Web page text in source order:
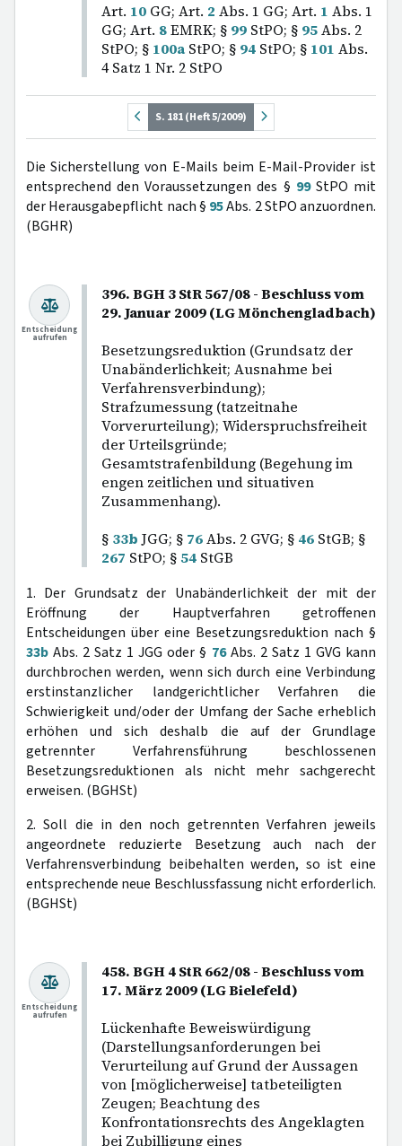
Art. 10 GG; Art. 2 Abs. 1 GG; Art. 1 Abs. 1
GG; Art. 8EMRK; § 99 StPO; § 95Abs. 2
StPO; § 100a StPO; § 94 StPO; § 101 Abs.
4 Satz 1 Nr. 2 StPO
S. 181 (Heft 5/2009)
Die Sicherstellung von E-Mails beim E-Mail-Provider ist
entsprechend den Voraussetzungen des § 99StPO mit
der Herausgabepflicht nach § 95Abs. 2 StPO anzuordnen.
(BGHR)
396. BGH 3 StR 567/08 - Beschluss vom
29. Januar 2009 (LG Mönchengladbach)
Besetzungsreduktion (Grundsatz der
Unabänderlichkeit; Ausnahme bei
Verfahrensverbindung);
Strafzumessung (tatzeitnahe
Vorverurteilung); Widerspruchsfreiheit
der Urteilsgründe;
Gesamtstrafenbildung (Begehung im
engen zeitlichen und situativen
Zusammenhang).
§ 33b JGG; § 76Abs. 2 GVG; § 46 StGB; §
267 StPO; § 54 StGB
Entscheidung
aufrufen
1. Der Grundsatz der Unabänderlichkeit der mit der
Eröffnung der Hauptverfahren getroffenen
Entscheidungen über eine Besetzungsreduktion nach §
33b Abs. 2 Satz 1 JGG oder § 76Abs. 2 Satz 1 GVG kann
durchbrochen werden, wenn sich durch eine Verbindung
erstinstanzlicher landgerichtlicher Verfahren die
Schwierigkeit und/oder der Umfang der Sache erheblich
erhöhen und sich deshalb die auf der Grundlage
getrennter Verfahrensführung beschlossenen
Besetzungsreduktionen als nicht mehr sachgerecht
erweisen. (BGHSt)
2. Soll die in den noch getrennten Verfahren jeweils
angeordnete reduzierte Besetzung auch nach der
Verfahrensverbindung beibehalten werden, so ist eine
entsprechende neue Beschlussfassung nicht erforderlich.
(BGHSt)
458. BGH 4 StR 662/08 - Beschluss vom
17. März 2009 (LG Bielefeld)
Lückenhafte Beweiswürdigung
(Darstellungsanforderungen bei
Verurteilung auf Grund der Aussagen
von [möglicherweise] tatbeteiligten
Zeugen; Beachtung des
Konfrontationsrechts des Angeklagten
bei Zubilligung eines
Entscheidung
aufrufen